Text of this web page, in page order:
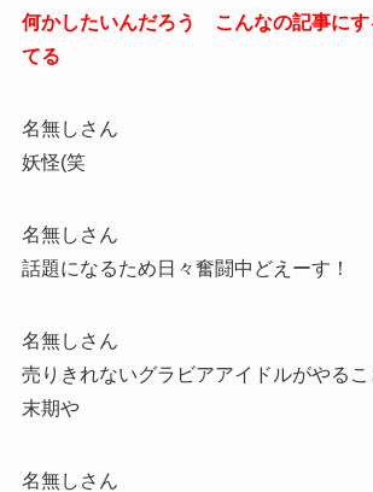
何かしたいんだろう こんなの記事にす
てる
名無しさん
妖怪(笑
名無しさん
話題になるため日々奮闘中どえーす！
名無しさん
売りきれないグラビアアイドルがやるこ
末期や
名無しさん